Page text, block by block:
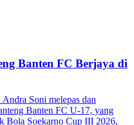
Banten FC Berjaya di
Soni melepas dan
Banten FC U-17, yang
Bola Soekarno Cup III 2026,